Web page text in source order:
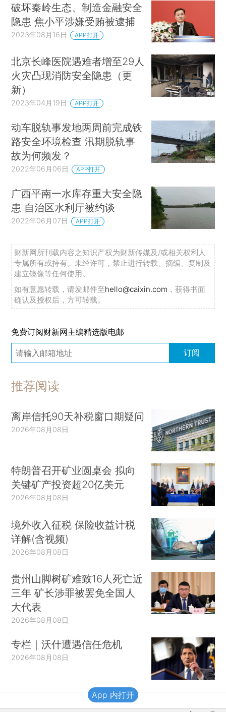
破坏秦岭生态、制造金融安全
隐患 焦小平涉嫌受贿被逮捕
2023年08月16日 APP打开
北京长峰医院遇难者增至29人
火灾凸现消防安全隐患（更
新）
2023年04月19日 APP打开
动车脱轨事发地两周前完成铁
路安全环境检查 汛期脱轨事
故为何频发？
2022年06月06日 APP打开
广西平南一水库存重大安全隐
患 自治区水利厅被约谈
2022年06月07日 APP打开
财新网所刊载内容之知识产权为财新传媒及/或相关权利人
专属所有或持有。未经许可，禁止进行转载、摘编、复制及
建立镜像等任何使用。
如有意愿转载，请发邮件至hello@caixin.com ，获得书面
确认及授权后，方可转载。
免费订阅财新网主编精选版电邮
订阅
推荐阅读
离岸信托90天补税窗口期疑问
2026年08月08日
特朗普召开矿业圆桌会 拟向
关键矿产投资超20亿美元
2026年08月08日
境外收入征税 保险收益计税
详解(含视频)
2026年08月08日
贵州山脚树矿难致16人死亡近
三年 矿长涉罪被罢免全国人
大代表
2026年08月08日
专栏｜沃什遭遇信任危机
2026年08月08日
App 内打开